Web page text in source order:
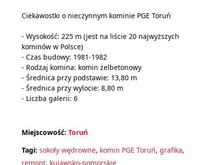
Ciekawostki o nieczynnym kominie PGE Toruń
- Wysokość: 225 m (jest na liście 20 najwyższych
kominów w Polsce)
- Czas budowy: 1981-1982
- Rodzaj komina: komin żelbetonowy
- Średnica przy podstawie: 13,80 m
- Średnica przy wylocie: 8,80 m
- Liczba galerii: 6
Miejscowość: Toruń
Tagi: sokoły wędrowne, komin PGE Toruń, grafika,
remont, kujawsko-pomorskie